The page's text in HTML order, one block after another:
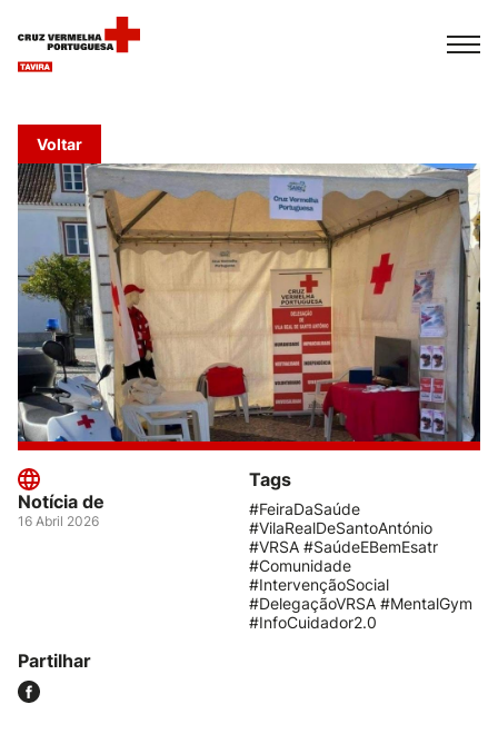
Voltar
Notícia de
16 Abril 2026
Tags
#FeiraDaSaúde
#VilaRealDeSantoAntónio
#VRSA #SaúdeEBemEsatr
#Comunidade
#IntervençãoSocial
#DelegaçãoVRSA #MentalGym
#InfoCuidador2.0
Partilhar